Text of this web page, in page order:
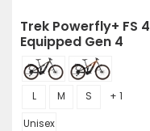
Trek Powerfly+ FS 4
Equipped Gen 4
L M S
+ 1
Unisex